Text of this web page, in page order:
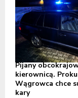
Pijany
kierownicą.
Wągrowca chce
kary